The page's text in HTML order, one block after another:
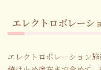
エレクトロポレーシ
エレクトロポレーション